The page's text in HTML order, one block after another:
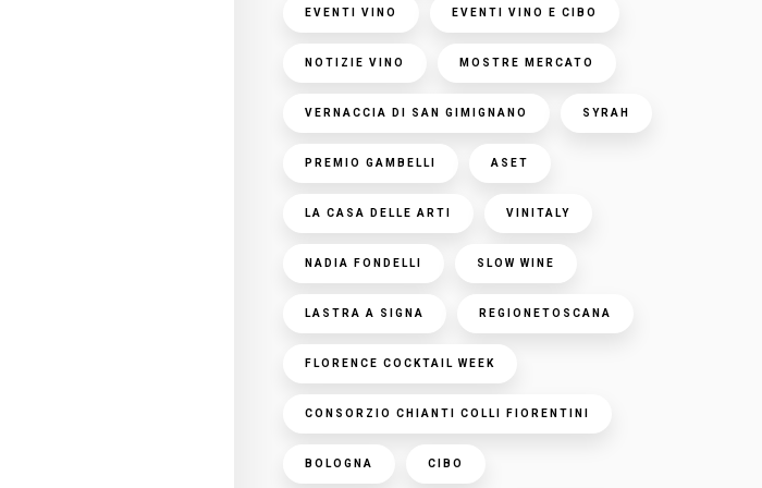
EVENTI VINO EVENTI VINO E CIBO
NOTIZIE VINO MOSTRE MERCATO
VERNACCIA DI SAN GIMIGNANO SYRAH
PREMIO GAMBELLI ASET
LA CASA DELLE ARTI VINITALY
NADIA FONDELLI SLOW WINE
LASTRA A SIGNA REGIONETOSCANA
FLORENCE COCKTAIL WEEK
CONSORZIO CHIANTI COLLI FIORENTINI
BOLOGNA CIBO